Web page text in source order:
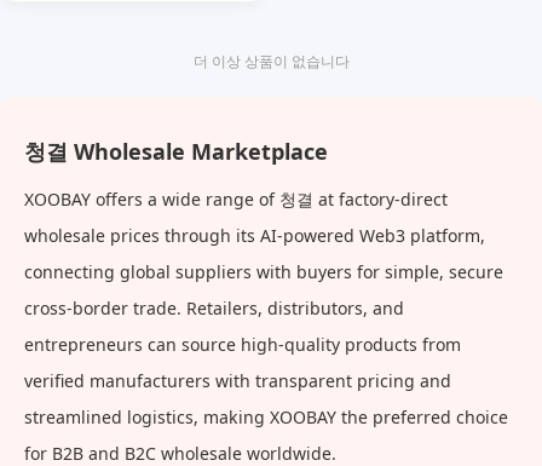
더 이상 상품이 없습니다
청결 Wholesale Marketplace
XOOBAY offers a wide range of 청결 at factory-direct
wholesale prices through its AI-powered Web3 platform,
connecting global suppliers with buyers for simple, secure
cross-border trade. Retailers, distributors, and
entrepreneurs can source high-quality products from
verified manufacturers with transparent pricing and
streamlined logistics, making XOOBAY the preferred choice
for B2B and B2C wholesale worldwide.